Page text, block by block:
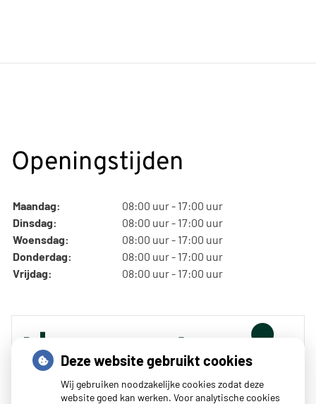
Openingstijden
Maandag:
08:00 uur - 17:00 uur
Dinsdag:
08:00 uur - 17:00 uur
Woensdag:
08:00 uur - 17:00 uur
Donderdag:
08:00 uur - 17:00 uur
Vrijdag:
08:00 uur - 17:00 uur
Deze website gebruikt cookies
Wij gebruiken noodzakelijke cookies zodat deze
website goed kan werken. Voor analytische cookies